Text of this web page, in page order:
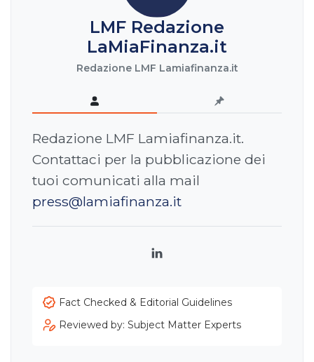
LMF Redazione
LaMiaFinanza.it
Redazione LMF Lamiafinanza.it
Redazione LMF Lamiafinanza.it.
Contattaci per la pubblicazione dei
tuoi comunicati alla mail
press@lamiafinanza.it
LinkedIn
Fact Checked & Editorial Guidelines
Reviewed by: Subject Matter Experts